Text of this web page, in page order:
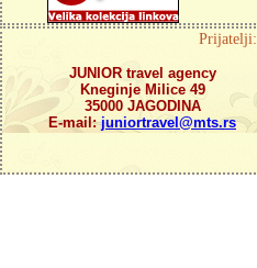
Prijatelji:
JUNIOR travel agency
Kneginje Milice 49
35000 JAGODINA
E-mail:juniortravel@mts.rs